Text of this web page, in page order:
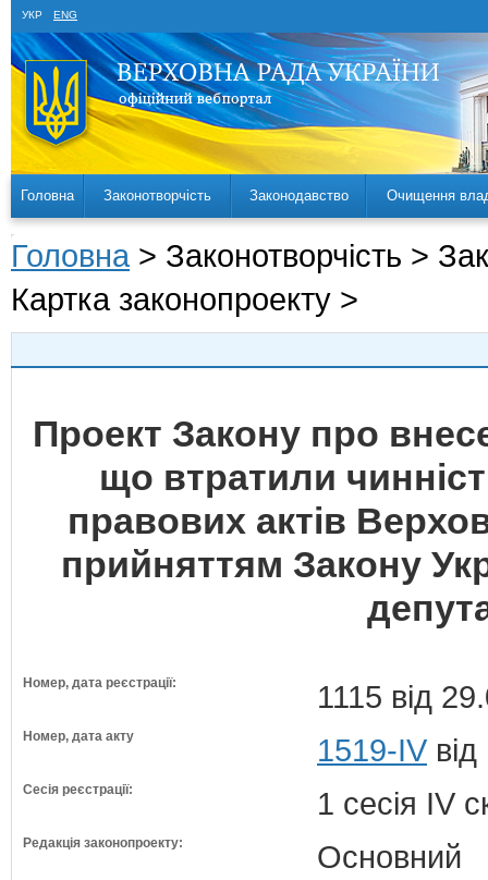
УКР ENG
Головна Законотворчість Законодавство Очищення
Головна > Законотворчість >
Картка законопроекту >
Проект Закону про
що втратили
правових актів
прийняттям Закону
Номер, дата реєстрації: 1115 від
Номер, дата акту 1519-IV
Сесія реєстрації: 1 сесія IV
Редакція законопроекту: Основний